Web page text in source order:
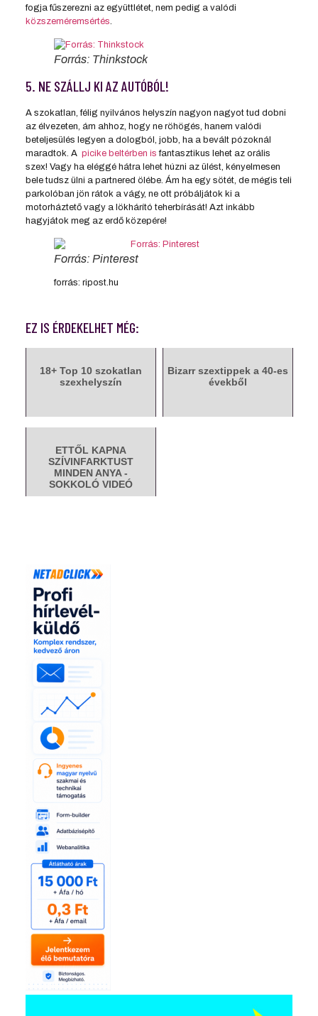
fogja fűszerezni az együttlétet, nem pedig a valódi
közszeméremsértés
Forrás: Thinkstock
5. NE SZÁLLJ KI AZ AUTÓBÓL!
A szokatlan, félig nyilvános helyszín nagyon nagyot tud dobni
az élvezeten, ám ahhoz, hogy ne röhögés, hanem valódi
beteljesülés legyen a dologból, jobb, ha a bevált pózoknál
maradtok. A picike beltérben is fantasztikus lehet az orális
szex! Vagy ha eléggé hátra lehet húzni az ülést, kényelmesen
bele tudsz ülni a partnered ölébe. Ám ha egy sötét, de mégis teli
parkolóban jön rátok a vágy, ne ott próbáljátok ki a
motorháztető vagy a lökhárító teherbírását! Azt inkább
hagyjátok meg az erdő közepére!
Forrás: Pinterest
forrás: ripost.hu
EZ IS ÉRDEKELHET MÉG:
18+ Top 10 szokatlan
szexhelyszín
Bizarr szextippek a 40-es
évekből
ETTŐL KAPNA
SZÍVINFARKTUST
MINDEN ANYA -
SOKKOLÓ VIDEÓ